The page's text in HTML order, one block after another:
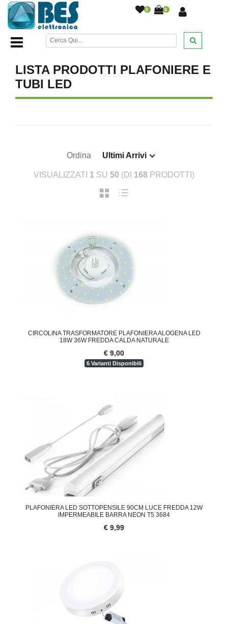
0 0
Home Page/ILLUMINAZIONE
LISTA PRODOTTI PLAFONIERE E
TUBI LED
Ordina Ultimi Arrivi
VISUALIZZATI 1 SU 50 (DI 168 PRODOTTI)
CIRCOLINA TRASFORMATORE PLAFONIERA ALOGENA LED
18W 36W FREDDA CALDA NATURALE
€ 9,00
6 Varianti Disponibili
PLAFONIERA LED SOTTOPENSILE 90CM LUCE FREDDA 12W
IMPERMEABILE BARRA NEON T5 3684
€ 9,99